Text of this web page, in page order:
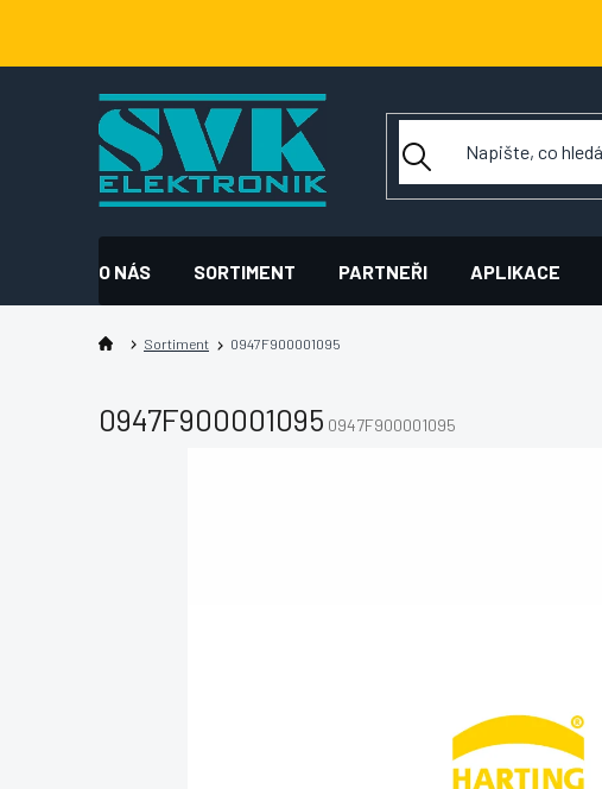
obsah
O NÁS SORTIMENT PARTNEŘI APLIKACE
Sortiment 0947F900001095
0947F900001095 0947F900001095